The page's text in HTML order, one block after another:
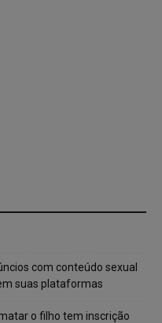
com conteúdo sexual
suas plataformas
o filho tem inscrição